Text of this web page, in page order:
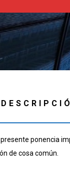
presente ponencia
de cosa común.